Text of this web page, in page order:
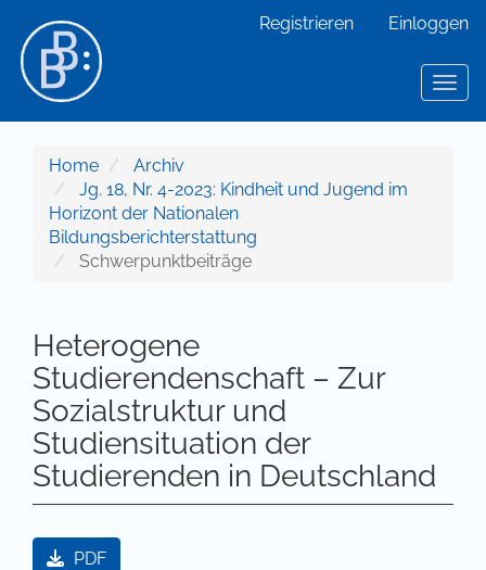
Hauptinhalt
Sidebar
Registrieren Einloggen
Home
Archiv
Jg. 18, Nr. 4-2023: Kindheit und Jugend im
Horizont der Nationalen
Bildungsberichterstattung
Schwerpunktbeiträge
Heterogene
Studierendenschaft – Zur
Sozialstruktur und
Studiensituation der
Studierenden in Deutschland
Artikel-Sidebar
PDF